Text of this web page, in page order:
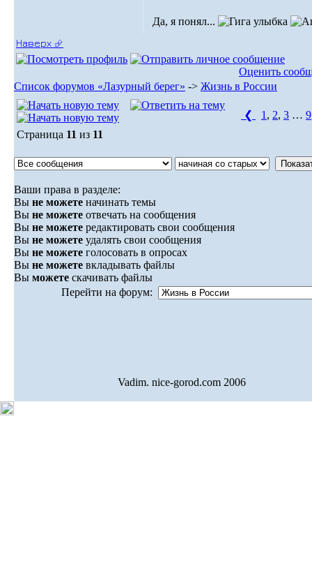
Да, я понял...
Наверх ⮵
Оценить
Список форумов «Лазурный берег» -> Жизнь в России
❮ 1 , 2, 3 … 9
Страница 11 из 11
Ваши права в разделе:
Вы не можете начинать темы
Вы не можете отвечать на сообщения
Вы не можете редактировать свои сообщения
Вы не можете удалять свои сообщения
Вы не можете голосовать в опросах
Вы не можете вкладывать файлы
Вы можете скачивать файлы
Перейти на форум:
Vadim. nice-gorod.com 2006